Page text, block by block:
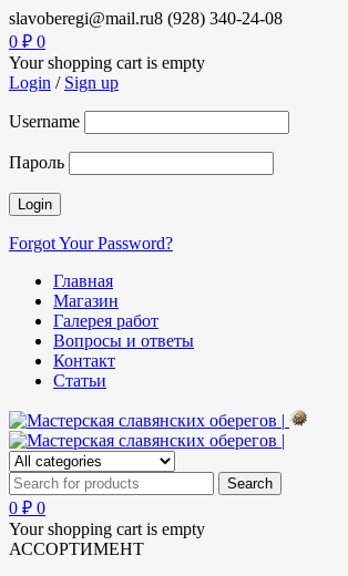
slavoberegi@mail.ru8 (928) 340-24-08
0 ₽ 0
Your shopping cart is empty
Login / Sign up
Username
Пароль
Forgot Your Password?
Главная
Магазин
Галерея работ
Вопросы и ответы
Контакт
Статьи
0 ₽ 0
Your shopping cart is empty
АССОРТИМЕНТ